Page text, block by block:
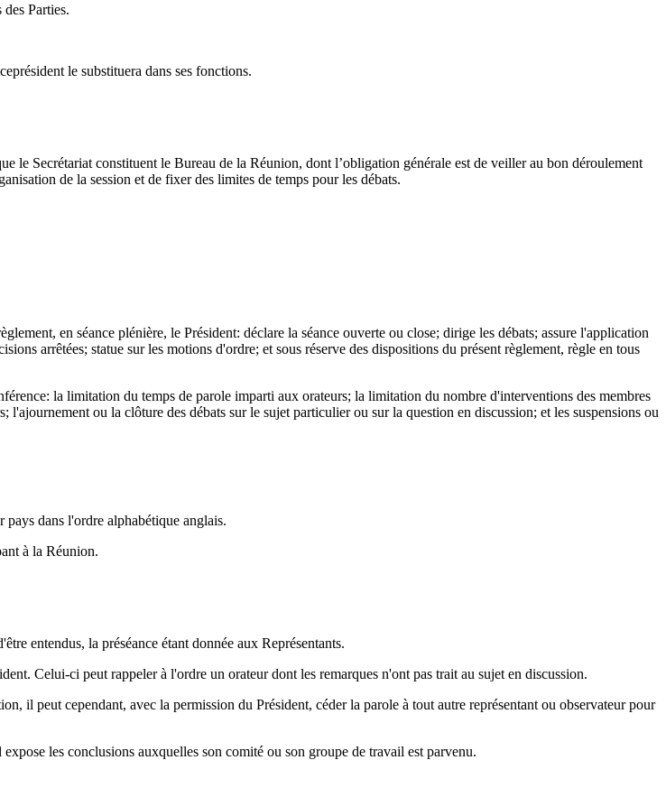
Parties.
le substituera dans ses fonctions.
le Secrétariat constituent le Bureau de la Réunion, dont l’obligation générale est de veiller au bon déroulement
de la session et de fixer des limites de temps pour les débats.
en séance plénière, le Président: déclare la séance ouverte ou close; dirige les débats; assure l'application
arrêtées; statue sur les motions d'ordre; et sous réserve des dispositions du présent règlement, règle en tous
la limitation du temps de parole imparti aux orateurs; la limitation du nombre d'interventions des membres
ou la clôture des débats sur le sujet particulier ou sur la question en discussion; et les suspensions ou
pays dans l'ordre alphabétique anglais.
à la Réunion.
entendus, la préséance étant donnée aux Représentants.
Celui-ci peut rappeler à l'ordre un orateur dont les remarques n'ont pas trait au sujet en discussion.
il peut cependant, avec la permission du Président, céder la parole à tout autre représentant ou observateur pour
les conclusions auxquelles son comité ou son groupe de travail est parvenu.